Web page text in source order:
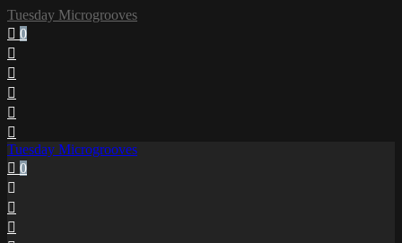
Tuesday Microgrooves
0
Tuesday Microgrooves
0